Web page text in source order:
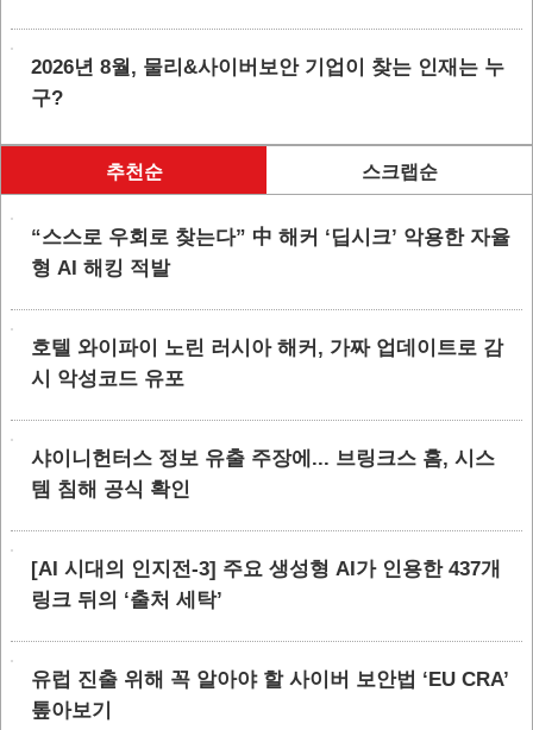
2026년 8월, 물리&사이버보안 기업이 찾는 인재는 누
구?
추천순 스크랩순
“스스로 우회로 찾는다” 中 해커 ‘딥시크’ 악용한 자율
형 AI 해킹 적발
호텔 와이파이 노린 러시아 해커, 가짜 업데이트로 감
시 악성코드 유포
샤이니헌터스 정보 유출 주장에... 브링크스 홈, 시스
템 침해 공식 확인
[AI 시대의 인지전-3] 주요 생성형 AI가 인용한 437개
링크 뒤의 ‘출처 세탁’
유럽 진출 위해 꼭 알아야 할 사이버 보안법 ‘EU CRA’
톺아보기